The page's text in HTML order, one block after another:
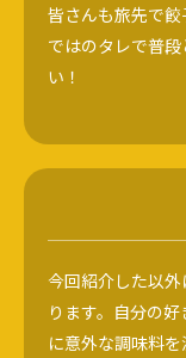
皆さんも旅先で
ではのタレで普
い！
今回紹介した以
ります。自分の
に意外な調味料